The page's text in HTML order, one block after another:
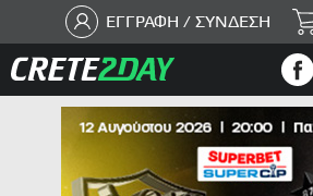
ΕΓΓΡΑΦΗ / ΣΥΝΔΕΣΗ